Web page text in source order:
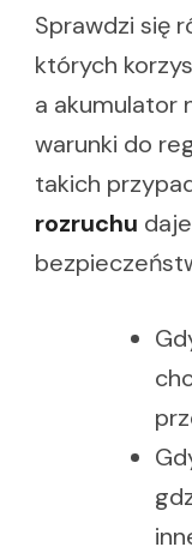
Sprawdzi się
których
a akumulator
warunki do
takich
rozruchu